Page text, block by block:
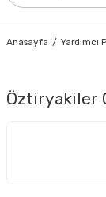
Anasayfa Yardımcı
Öztiryakiler